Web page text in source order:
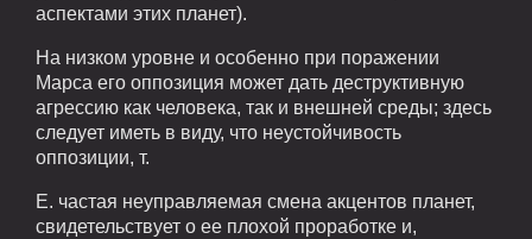
аспектами этих планет).
На низком уровне и особенно при поражении
Марса его оппозиция может дать деструктивную
агрессию как человека, так и внешней среды; здесь
следует иметь в виду, что неустойчивость
оппозиции, т.
Е. частая неуправляемая смена акцентов планет,
свидетельствует о ее плохой проработке и,